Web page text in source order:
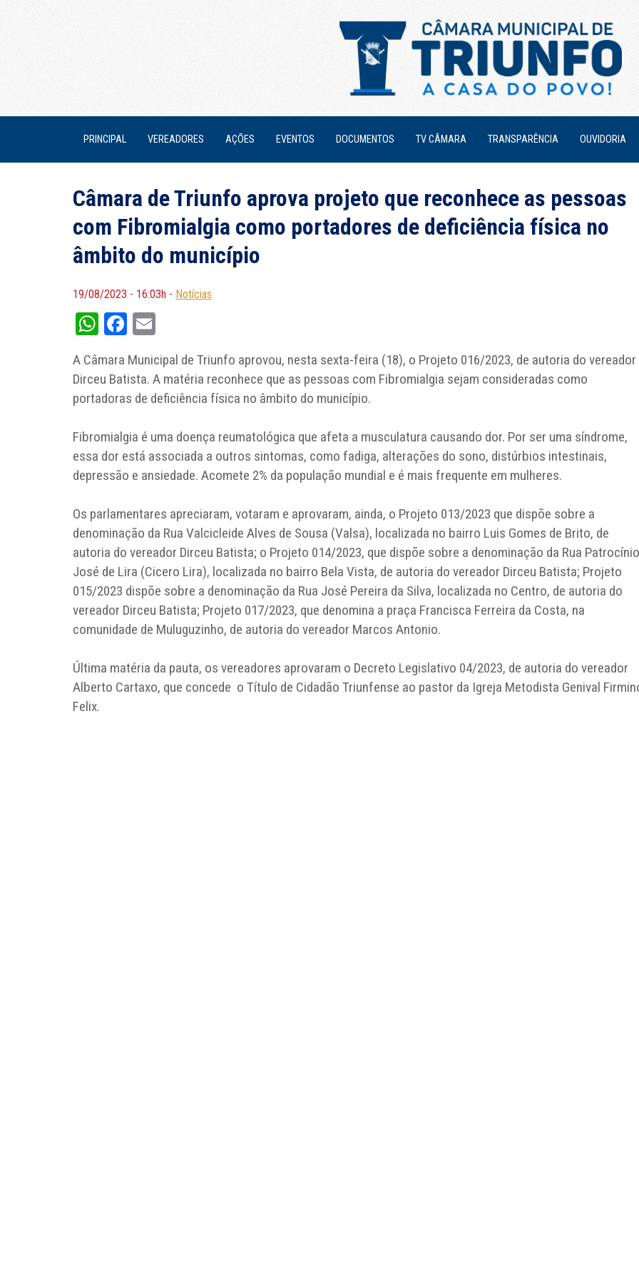
PRINCIPAL VEREADORES AÇÕES EVENTOS DOCUMENTOS TV CÂMARA TRANSPARÊNCIA OUVIDORIA
Câmara de Triunfo aprova projeto que reconhece as pessoas
com Fibromialgia como portadores de deficiência física no
âmbito do município
19/08/2023 - 16:03h - Notícias
WhatsApp
Facebook
A Câmara Municipal de Triunfo aprovou, nesta sexta-feira (18), o Projeto 016/2023, de autoria do vereador
Dirceu Batista. A matéria reconhece que as pessoas com Fibromialgia sejam consideradas como
portadoras de deficiência física no âmbito do município.
Fibromialgia é uma doença reumatológica que afeta a musculatura causando dor. Por ser uma síndrome,
essa dor está associada a outros sintomas, como fadiga, alterações do sono, distúrbios intestinais,
depressão e ansiedade. Acomete 2% da população mundial e é mais frequente em mulheres.
Os parlamentares apreciaram, votaram e aprovaram, ainda, o Projeto 013/2023 que dispõe sobre a
denominação da Rua Valcicleide Alves de Sousa (Valsa), localizada no bairro Luis Gomes de Brito, de
autoria do vereador Dirceu Batista; o Projeto 014/2023, que dispõe sobre a denominação da Rua Patrocínio
José de Lira (Cicero Lira), localizada no bairro Bela Vista, de autoria do vereador Dirceu Batista; Projeto
015/2023 dispõe sobre a denominação da Rua José Pereira da Silva, localizada no Centro, de autoria do
vereador Dirceu Batista; Projeto 017/2023, que denomina a praça Francisca Ferreira da Costa, na
comunidade de Muluguzinho, de autoria do vereador Marcos Antonio.
Última matéria da pauta, os vereadores aprovaram o Decreto Legislativo 04/2023, de autoria do vereador
Alberto Cartaxo, que concede o Título de Cidadão Triunfense ao pastor da Igreja Metodista Genival
Felix.